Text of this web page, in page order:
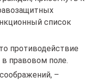
список
противодействие
правовом поле.
–